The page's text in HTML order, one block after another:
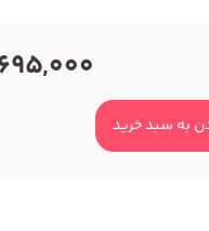
2,695,000
به سبد خرید